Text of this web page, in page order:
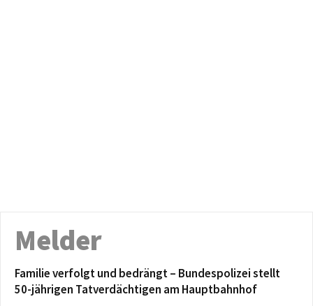
Melder
Familie verfolgt und bedrängt – Bundespolizei stellt
50-jährigen Tatverdächtigen am Hauptbahnhof